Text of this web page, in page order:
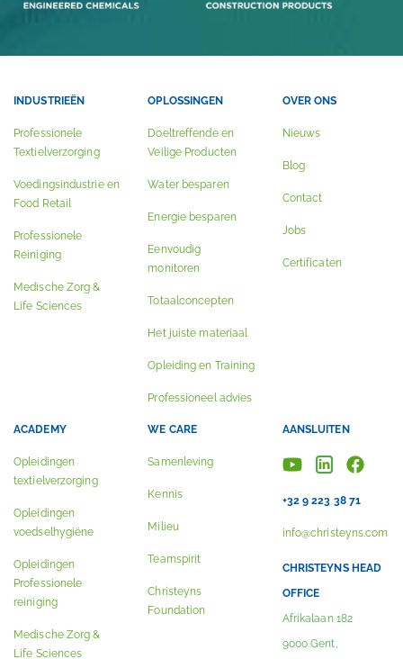
INDUSTRIEËN
Professionele
Textielverzorging
Voedingsindustrie en
Food Retail
Professionele
Reiniging
Medische Zorg &
Life Sciences
OPLOSSINGEN
Doeltreffende en
Veilige Producten
Water besparen
Energie besparen
Eenvoudig
monitoren
Totaalconcepten
Het juiste materiaal
Opleiding en Training
Professioneel advies
OVER ONS
Nieuws
Blog
Contact
Jobs
Certificaten
ACADEMY
Opleidingen
textielverzorging
Opleidingen
voedselhygiëne
Opleidingen
Professionele
reiniging
Medische Zorg &
Life Sciences
WE CARE
Samenleving
Kennis
Milieu
Teamspirit
Christeyns
Foundation
AANSLUITEN
+32 9 223 38 71
info@christeyns.com
CHRISTEYNS HEAD
OFFICE
Afrikalaan 182
9000 Gent,